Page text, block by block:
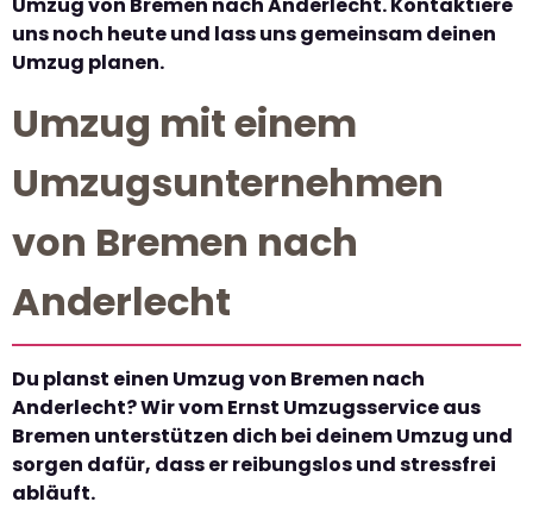
uns noch heute und lass uns gemeinsam deinen
Umzug planen.
Umzug mit einem
Umzugsunternehmen
von Bremen nach
Anderlecht
Du planst einen Umzug von Bremen nach
Anderlecht? Wir vom Ernst Umzugsservice aus
Bremen unterstützen dich bei deinem Umzug und
sorgen dafür, dass er reibungslos und stressfrei
abläuft.